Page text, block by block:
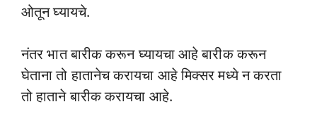
ओतून घ्यायचे.
नंतर भात बारीक करून घ्यायचा आहे बारीक करून
घेताना तो हातानेच करायचा आहे मिक्सर मध्ये न करता
तो हाताने बारीक करायचा आहे.